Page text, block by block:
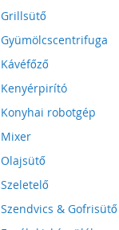
Grillsütő
Gyümölcscentrifuga
Kávéfőző
Kenyérpirító
Konyhai robotgép
Mixer
Olajsütő
Szeletelő
Szendvics & Gofrisütő